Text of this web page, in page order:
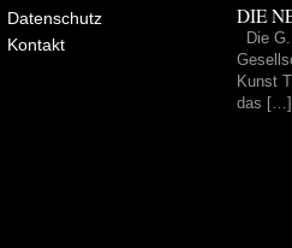
Datenschutz
Kontakt
DIE
Die
Kunst
das […]